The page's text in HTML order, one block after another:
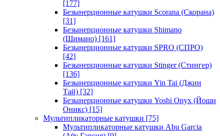
[177]
Безынерционные катушки Scorana (Скорана)
[31]
Безынерционные катушки Shimano
(Шимано) [161]
Безынерционные катушки SPRO (СПРО)
[42]
Безынерционные катушки Stinger (Стингер)
[136]
Безынерционные катушки Yin Tai (Джин
Тай) [32]
Безынерционные катушки Yoshi Onyx (Йоши
Оникс) [15]
Мультипликаторные катушки [75]
Мультипликаторные катушки Abu Garcia